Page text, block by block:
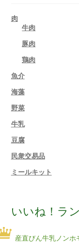
肉
牛肉
豚肉
鶏肉
魚介
海藻
野菜
牛乳
豆腐
民衆交易品
ミールキット
いいね！ラ
産直びん牛乳ノンホ